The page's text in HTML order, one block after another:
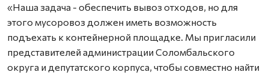
«Наша задача - обеспечить вывоз отходов, но для
этого мусоровоз должен иметь возможность
подъехать к контейнерной площадке. Мы пригласили
представителей администрации Соломбальского
округа и депутатского корпуса, чтобы совместно найти